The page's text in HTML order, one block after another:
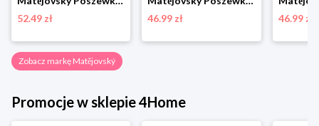
52.49 zł
46.99 zł
46.99 zł
Zobacz markę Matějovský
Promocje w sklepie 4Home